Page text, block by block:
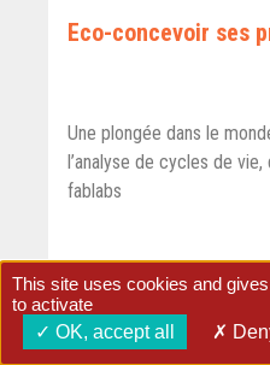
Eco-concevoir ses
Une plongée dans le
l’analyse de cycles de
fablabs
3 jours -
à partir de
This site uses cookies and
to activate
OK, accept all